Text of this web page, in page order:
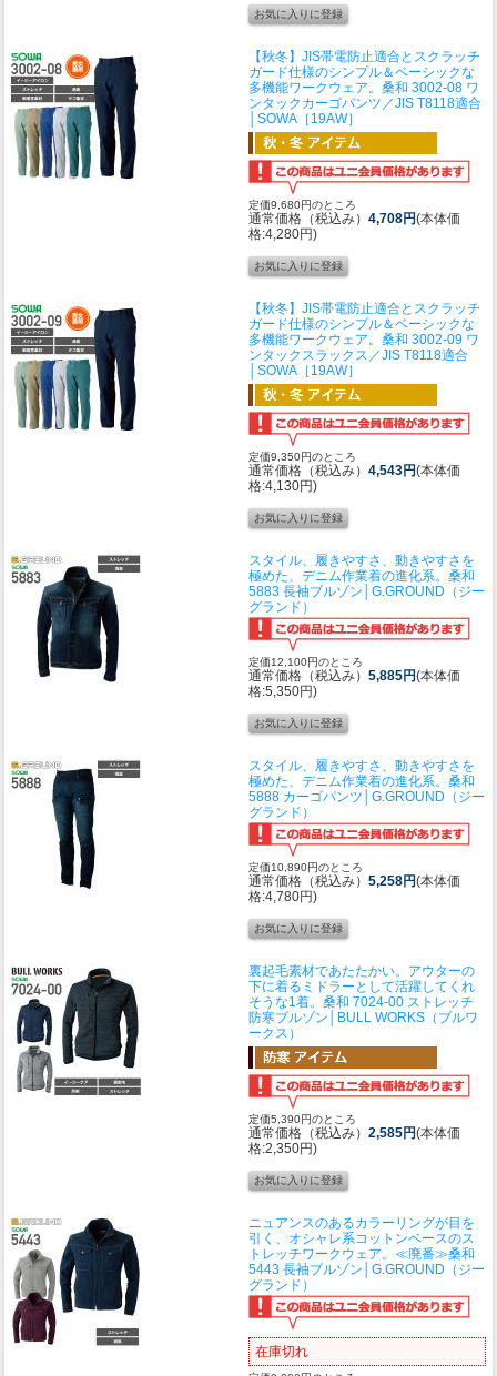
【秋冬】JIS帯電防止適合とスクラッチ
ガード仕様のシンプル＆ベーシックな
多機能ワークウェア。 桑和 3002-08 ワ
ンタックカーゴパンツ／JIS T8118適合
│SOWA［19AW］
定価9,680円のところ
通常価格（税込み） 4,708円(本体価
格:4,280円)
【秋冬】JIS帯電防止適合とスクラッチ
ガード仕様のシンプル＆ベーシックな
多機能ワークウェア。 桑和 3002-09 ワ
ンタックスラックス／JIS T8118適合
│SOWA［19AW］
定価9,350円のところ
通常価格（税込み） 4,543円(本体価
格:4,130円)
スタイル、履きやすさ、動きやすさを
極めた、デニム作業着の進化系。 桑和
5883 長袖ブルゾン│G.GROUND（ジー
グランド）
定価12,100円のところ
通常価格（税込み） 5,885円(本体価
格:5,350円)
スタイル、履きやすさ、動きやすさを
極めた、デニム作業着の進化系。 桑和
5888 カーゴパンツ│G.GROUND（ジー
グランド）
定価10,890円のところ
通常価格（税込み） 5,258円(本体価
格:4,780円)
裏起毛素材であたたかい。アウターの
下に着るミドラーとして活躍してくれ
そうな1着。 桑和 7024-00 ストレッチ
防寒ブルゾン│BULL WORKS（ブルワ
ークス）
定価5,390円のところ
通常価格（税込み） 2,585円(本体価
格:2,350円)
ニュアンスのあるカラーリングが目を
引く、オシャレ系コットンベースのス
トレッチワークウェア。 ≪廃番≫桑和
5443 長袖ブルゾン│G.GROUND（ジー
グランド）
在庫切れ